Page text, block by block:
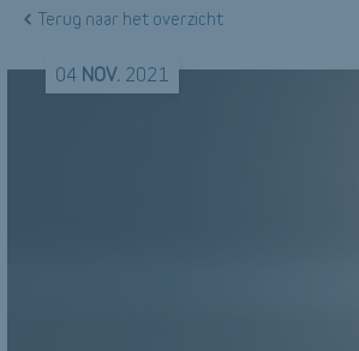
Terug naar het overzicht
04 NOV. 2021